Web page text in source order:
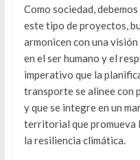
Como sociedad,
este tipo de proyectos,
armonicen con una
en el ser humano y el
imperativo que la
transporte se alinee con
y que se integre en un
territorial que promueva
la resiliencia climática.